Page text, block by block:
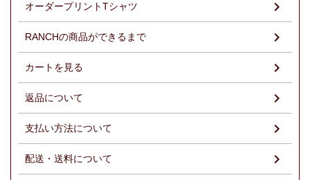
オーダープリントTシャツ
RANCHの商品ができるまで
カートを見る
返品について
支払い方法について
配送・送料について